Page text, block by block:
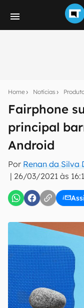
Home Notícias
Fairphone
principal
Android
Por Renan da Silva
| 26/03/2021 às
notícias e
mão.
E-mail
Confirmo que li,
Uso e Política de